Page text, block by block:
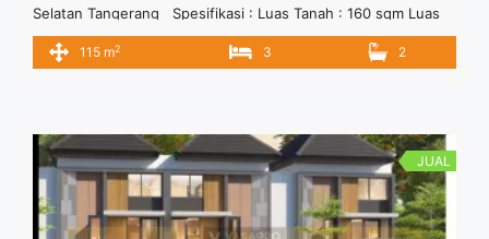
Selatan Tangerang Spesifikasi : Luas Tanah : 160 sqm Luas
Bangunan : 115 sqm Bedroom : 3+1 Bathroom : 2+1 Carpot : 1
Daya Listrik : 2200 w Harga Jual : 2 M
115 m2 3 2
JUAL